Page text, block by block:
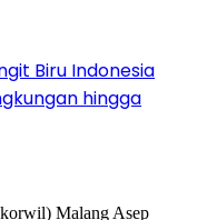
Biru Indonesia
hingga